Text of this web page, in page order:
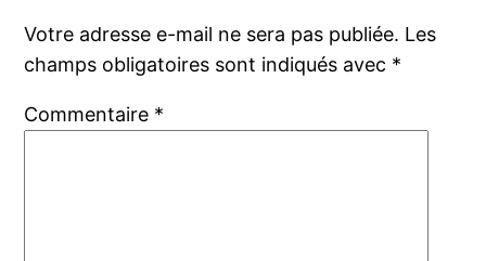
Votre adresse e-mail ne sera pas publiée. Les
champs obligatoires sont indiqués avec *
Commentaire *